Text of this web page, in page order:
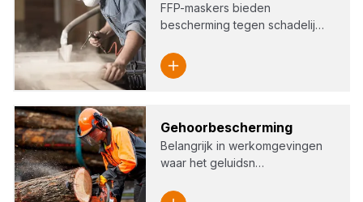
FFP-maskers bieden
bescherming tegen schadelij…
Gehoor­be­scher­ming
Belangrijk in werkomgevingen
waar het geluidsn…